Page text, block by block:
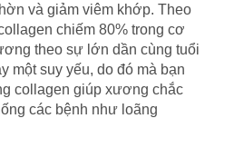
và giảm viêm khớp. Theo
chiếm 80% trong cơ
theo sự lớn dần cùng tuổi
một suy yếu, do đó mà bạn
collagen giúp xương chắc
các bệnh như loãng